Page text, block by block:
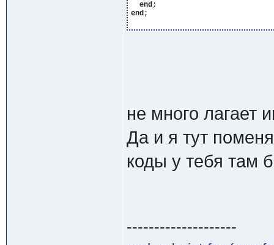
end
end;
не много лагает
Да и я тут
коды у тебя там
--------------------